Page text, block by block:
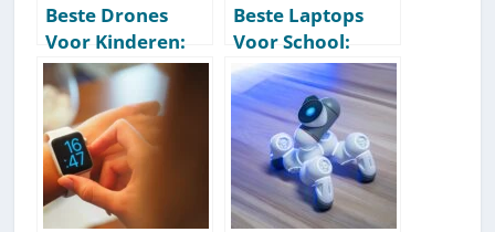
Beste Drones
Voor Kinderen:
Onze
Aanbevelingen
[Getest] [2026]
Beste Laptops
Voor School:
Onze
Aanbevelingen
[Getest] [2026]